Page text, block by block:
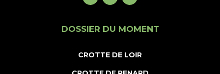
DOSSIER DU MOMENT
CROTTE DE LOIR